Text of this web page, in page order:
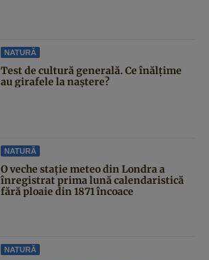
NATURĂ
Test de cultură generală. Ce înălțime
au girafele la naștere?
NATURĂ
O veche stație meteo din Londra a
înregistrat prima lună calendaristică
fără ploaie din 1871 încoace
NATURĂ